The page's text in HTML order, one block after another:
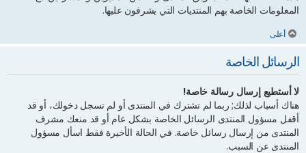
المعلومات الخاصة بهم المنتديات التي يشرفون عليها.
أعلى
الرسائل الخاصة
لا أستطيع إرسال رسالة خاصة!
هناك أسباب لذلك; ربما لم تشترك في المنتدى أو لم تسجل دخولك، أو قد
أقفل مسؤول المنتدى الرسائل الخاصة بشكل عام أو قد منعك مشرف
المنتدى من إرسال رسائل خاصة. في الحالة الأخيرة فقط اسأل مسؤول
المنتدى عن السبب.